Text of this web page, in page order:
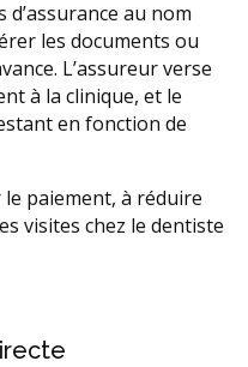
au nom
les documents ou
L’assureur verse
à la clinique, et le
en fonction de
paiement, à réduire
visites chez le dentiste